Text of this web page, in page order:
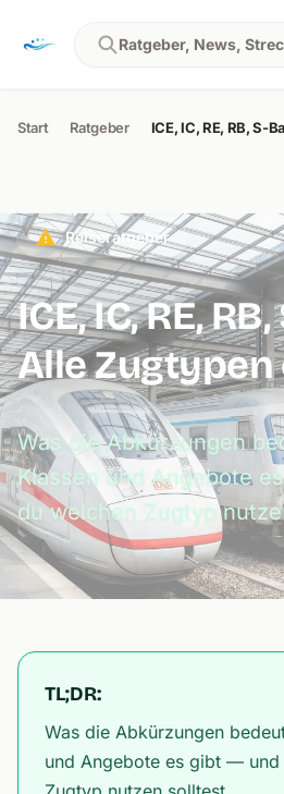
Ratgeber, News,
Start Ratgeber ICE, IC, RE, RB, S-
Reiseratgeber
ICE, IC, RE,
Alle
Was die Abkürzungen
Klassen und Angebote
du welchen Zugtyp
TL;DR:
Was die Abkürzungen
und Angebote es gibt — und